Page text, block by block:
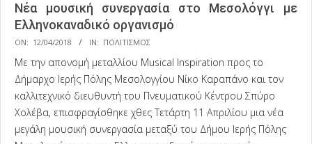
Νέα μουσική συνεργασία στο Μεσολόγγι με
Ελληνοκαναδικό οργανισμό
2018-
04-
12
ON: 12/04/2018 IN: ΠΟΛΙΤΙΣΜΟΣ
Με την απονομή μεταλλίου Musical Inspiration προς το
Δήμαρχο Ιερής Πόλης Μεσολογγίου Νίκο Καραπάνο και τον
καλλιτεχνικό διευθυντή του Πνευματικού Κέντρου Σπύρο
Χολέβα, επισφραγίσθηκε χθες Τετάρτη 11 Απριλίου μια νέα
μεγάλη μουσική συνεργασία μεταξύ του Δήμου Ιερής Πόλης